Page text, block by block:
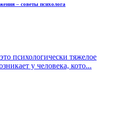
– советы психолога
психологически тяжелое
у человека, кото...